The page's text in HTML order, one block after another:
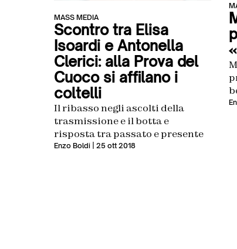
MASS MEDIA
Scontro tra Elisa
Isoardi e Antonella
Clerici: alla Prova del
Cuoco si affilano i
coltelli
Il ribasso negli ascolti della
trasmissione e il botta e
risposta tra passato e presente
Enzo Boldi | 25 ott 2018